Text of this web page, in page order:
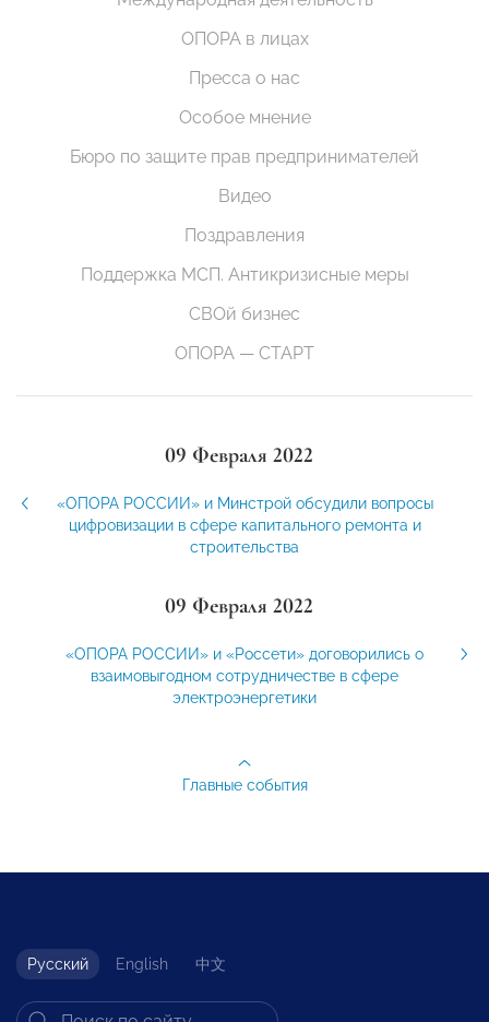
ОПОРА в лицах
Пресса о нас
Особое мнение
Бюро по защите прав предпринимателей
Видео
Поздравления
Поддержка МСП. Антикризисные меры
СВОй бизнес
ОПОРА — СТАРТ
09 Февраля 2022
«ОПОРА РОССИИ» и Минстрой обсудили вопросы
цифровизации в сфере капитального ремонта и
строительства
09 Февраля 2022
«ОПОРА РОССИИ» и «Россети» договорились о
взаимовыгодном сотрудничестве в сфере
электроэнергетики
Главные события
Русский English 中文